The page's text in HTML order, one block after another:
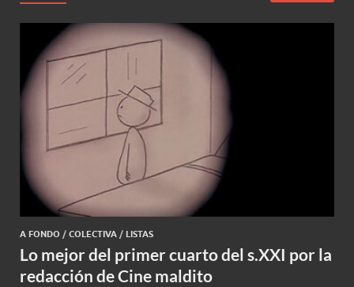
A FONDO / COLECTIVA / LISTAS
Lo mejor del primer cuarto del s.XXI por la
redacción de Cine maldito